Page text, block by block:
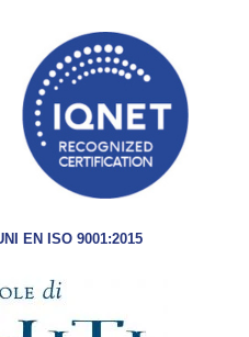
EN ISO 9001:2015